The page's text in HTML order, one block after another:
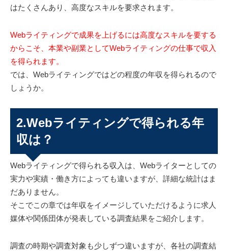
はたくさんあり、高度なスキルを要求されます。
Webライティングで成果を上げるには高度なスキルを要する
からこそ、本業や副業としてWebライティングの仕事で収入
を得られます。
では、Webライティングではどの程度の年収を得られるので
しょうか。
2.Webライティングで得られる年
収は？
Webライティングで得られる収入は、Webライターとしての
実力や実績・働き方によっても違いますが、詳細な統計はま
だありません。
そこでこの章では年収をイメージしていただけるように求人
媒体や関係団体が発表している調査結果をご紹介します。
調査の時期や調査対象も少しずつ違いますが、各社の調査結